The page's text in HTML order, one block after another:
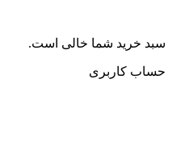
سبد خرید شما خالی است.
حساب کاربری